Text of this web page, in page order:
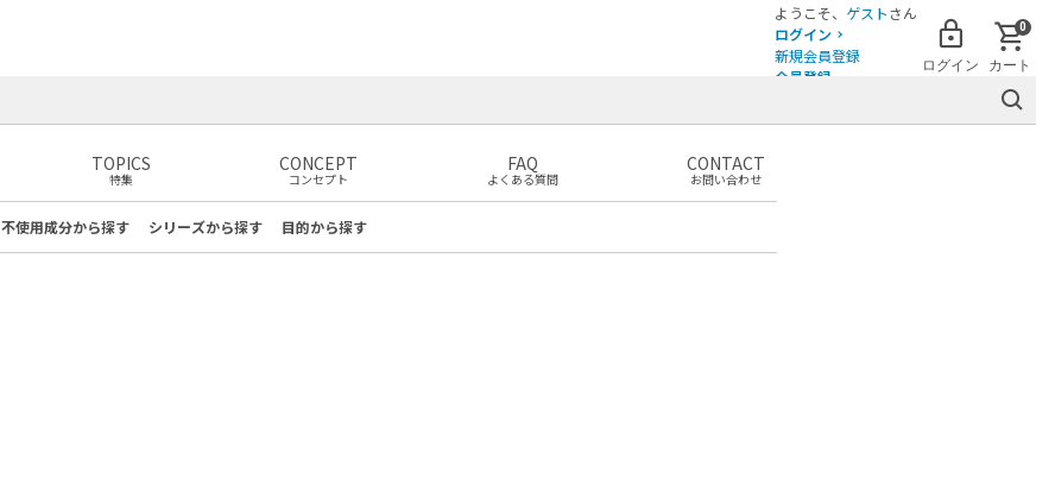
ようこそ、 ゲストさん
ログイン
新規会員登録
会員登録
ログイン カート
0
まだカートに商品がありません。
TOPICS
特集
CONCEPT
コンセプト
FAQ
よくある質問
CONTACT
お問い合わせ
不使用成分から探す シリーズから探す 目的から探す